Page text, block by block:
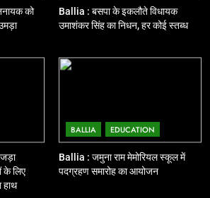
महाप्रबंधक ने किया निरीक्षण
Ballia : त्यौहारों पर शांति व्यवस्था को
लेकर पुलिस ने किया रूट मार्च
BALLIA NATIONAL
को
Ballia : बसपा के इकलौते विधायक
उमाशंकर सिंह का निधन, हर कोई स्तब्ध
के लिए
हाथ
BALLIA EDUCATION
Ballia : जमुना राम मेमोरियल स्कूल में
पदग्रहण समारोह का आयोजन